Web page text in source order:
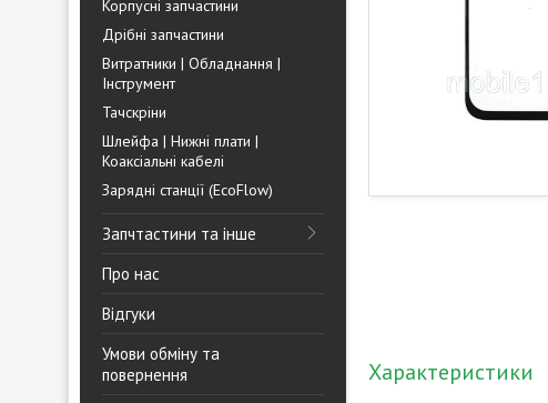
Корпусні запчастини
Дрібні запчастини
Витратники | Обладнання |
Інструмент
Тачскріни
Шлейфа | Нижні плати |
Коаксіальні кабелі
Зарядні станції (EcoFlow)
Запчтастини та інше
Про нас
Відгуки
Умови обміну та
повернення
Характеристики